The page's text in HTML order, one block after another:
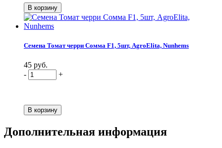
Семена Томат черри Сомма F1, 5шт, AgroElita, Nunhems
45 руб.
-
+
Дополнительная информация